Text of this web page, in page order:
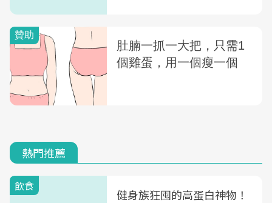
熱門推薦
飲食
健身族狂囤的高蛋白神物！